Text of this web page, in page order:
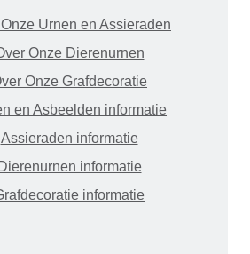
Urnen en Assieraden
Onze Dierenurnen
Onze Grafdecoratie
en Asbeelden informatie
Assieraden informatie
Dierenurnen informatie
informatie